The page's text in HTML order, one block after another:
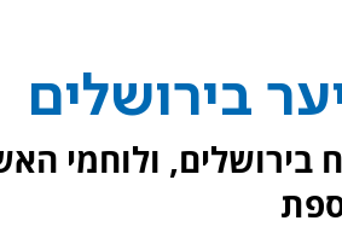
בירושלים
ולוחמי